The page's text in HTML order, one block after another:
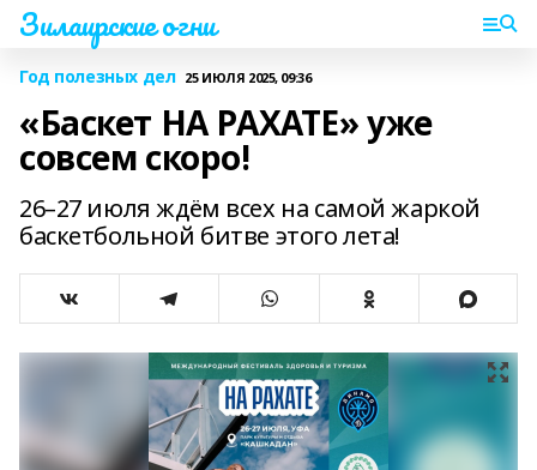
Зилаирские огни
Год полезных дел 25 ИЮЛЯ 2025, 09:36
«Баскет НА РАХАТЕ» уже
совсем скоро!
26–27 июля ждём всех на самой жаркой
баскетбольной битве этого лета!